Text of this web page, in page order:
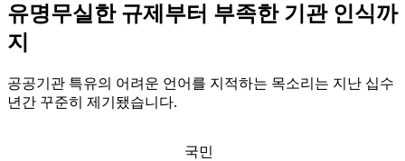
유명무실한 규제부터 부족한 기관 인식까
지
공공기관 특유의 어려운 언어를 지적하는 목소리는 지난 십수
년간 꾸준히 제기됐습니다.
국민